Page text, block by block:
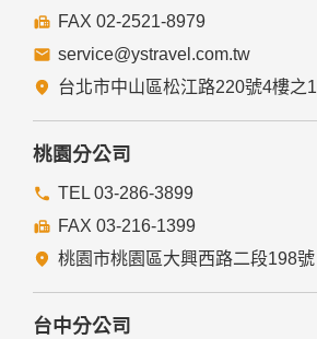
FAX 02-2521-8979
service@ystravel.com.tw
台北市中山區松江路220號4樓之1
桃園分公司
TEL 03-286-3899
FAX 03-216-1399
桃園市桃園區大興西路二段198號
台中分公司